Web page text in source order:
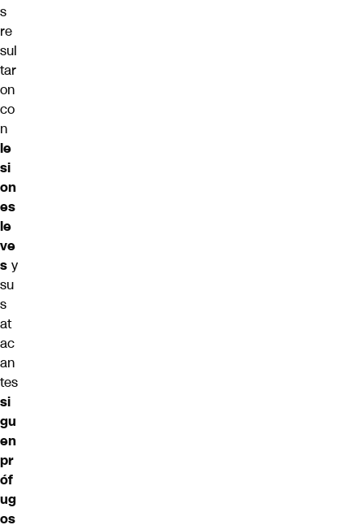
s
re
sul
tar
on
co
n
le
si
on
es
le
ve
s y
su
s
at
ac
an
tes
si
gu
en
pr
óf
ug
os